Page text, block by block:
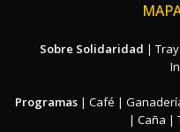
Sobre Solidaridad |
Programas | Café |
| Caña |